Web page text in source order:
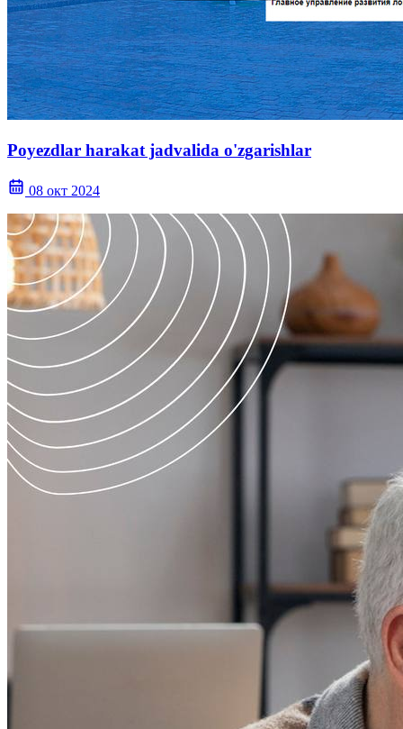
Poyezdlar harakat jadvalida o'zgarishlar
08 окт 2024